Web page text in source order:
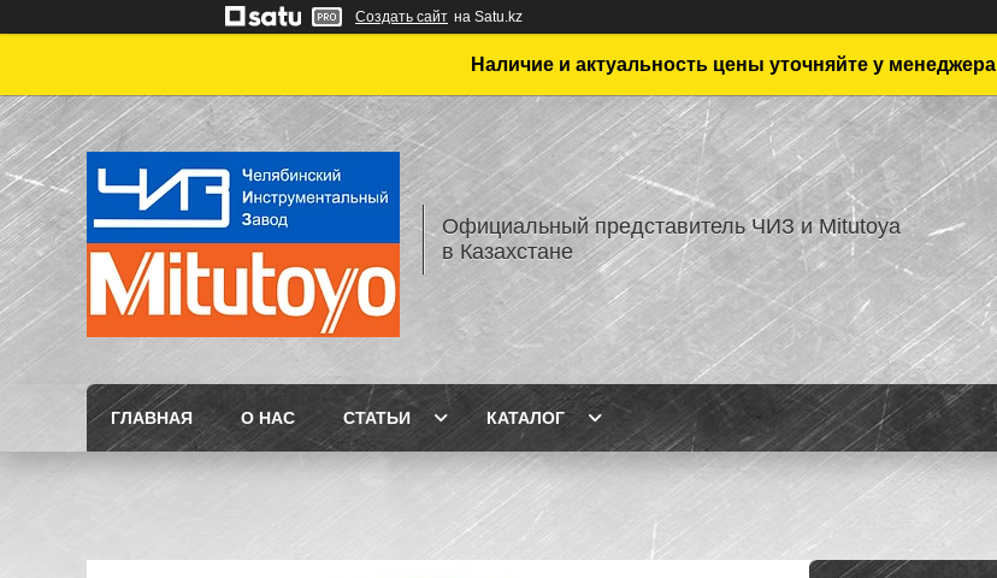
Создать сайт на Satu.kz
Наличие и актуальность цены уточняйте у менеджера
Официальный представитель ЧИЗ и Mitutoya
в Казахстане
ГЛАВНАЯ О НАС СТАТЬИ КАТАЛОГ